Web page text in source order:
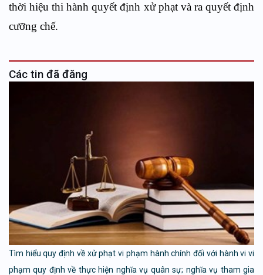
thời hiệu thi hành quyết định xử phạt và ra quyết định
cưỡng chế.
Các tin đã đăng
Tìm hiểu quy định về xử phạt vi phạm hành chính đối với hành vi vi
phạm quy định về thực hiện nghĩa vụ quân sự; nghĩa vụ tham gia